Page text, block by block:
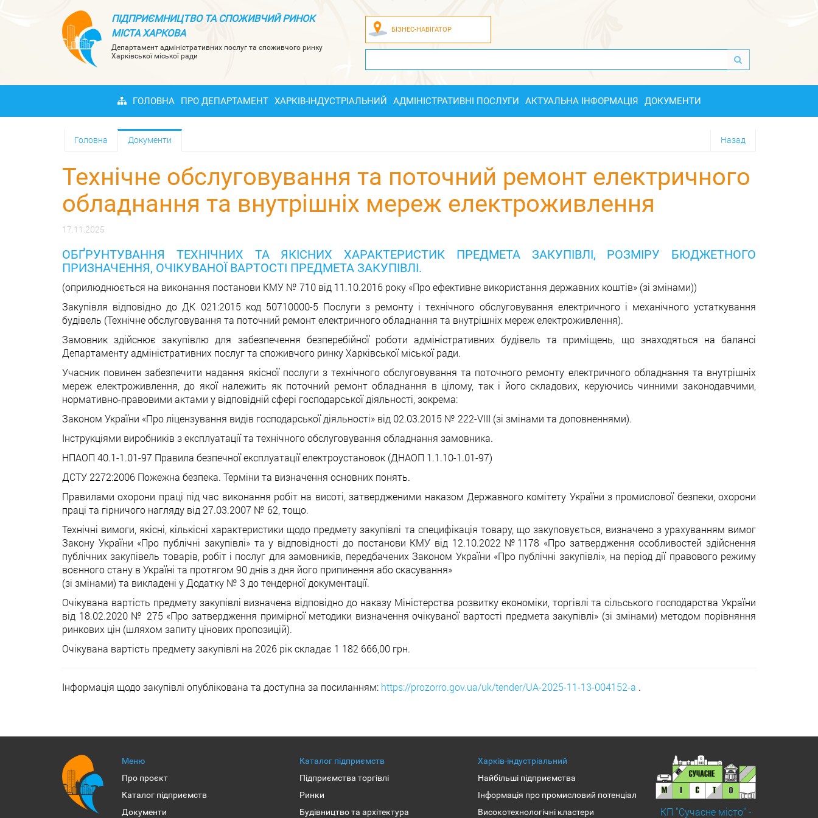
ПІДПРИЄМНИЦТВО ТА СПОЖИВЧИЙ РИНОК
МІСТА ХАРКОВА
Департамент адміністративних послуг та споживчого ринку
Харківської міської ради
БІЗНЕС-НАВІГАТОР
ГОЛОВНА ПРО ДЕПАРТАМЕНТ ХАРКІВ-ІНДУСТРІАЛЬНИЙ АДМІНІСТРАТИВНІ ПОСЛУГИ АКТУАЛЬНА ІНФОРМАЦІЯ ДОКУМЕНТИ
Назад
Головна Документи
Технічне обслуговування та поточний ремонт електричного
обладнання та внутрішніх мереж електроживлення
17.11.2025
ОБҐРУНТУВАННЯ ТЕХНІЧНИХ ТА ЯКІСНИХ ХАРАКТЕРИСТИК ПРЕДМЕТА ЗАКУПІВЛІ, РОЗМІРУ БЮДЖЕТНОГО
ПРИЗНАЧЕННЯ, ОЧІКУВАНОЇ ВАРТОСТІ ПРЕДМЕТА ЗАКУПІВЛІ.
(оприлюднюється на виконання постанови КМУ № 710 від 11.10.2016 року «Про ефективне використання державних коштів» (зі змінами))
Закупівля відповідно до ДК 021:2015 код 50710000-5 Послуги з ремонту і технічного обслуговування електричного і механічного устаткування
будівель (Технічне обслуговування та поточний ремонт електричного обладнання та внутрішніх мереж електроживлення).
Замовник здійснює закупівлю для забезпечення безперебійної роботи адміністративних будівель та приміщень, що знаходяться на балансі
Департаменту адміністративних послуг та споживчого ринку Харківської міської ради.
Учасник повинен забезпечити надання якісної послуги з технічного обслуговування та поточного ремонту електричного обладнання та внутрішніх
мереж електроживлення, до якої належить як поточний ремонт обладнання в цілому, так і його складових, керуючись чинними законодавчими,
нормативно-правовими актами у відповідній сфері господарської діяльності, зокрема:
Законом України «Про ліцензування видів господарської діяльності» від 02.03.2015 № 222-VIII (зі змінами та доповненнями).
Інструкціями виробників з експлуатації та технічного обслуговування обладнання замовника.
НПАОП 40.1-1.01-97 Правила безпечної експлуатації електроустановок (ДНАОП 1.1.10-1.01-97)
ДСТУ 2272:2006 Пожежна безпека. Терміни та визначення основних понять.
Правилами охорони праці під час виконання робіт на висоті, затвердженими наказом Державного комітету України з промислової безпеки, охорони
праці та гірничого нагляду від 27.03.2007 № 62, тощо.
Технічні вимоги, якісні, кількісні характеристики щодо предмету закупівлі та специфікація товару, що закуповується, визначено з урахуванням вимог
Закону України «Про публічні закупівлі» та у відповідності до постанови КМУ від 12.10.2022 №1178 «Про затвердження особливостей здійснення
публічних закупівель товарів, робіт і послуг для замовників, передбачених Законом України «Про публічні закупівлі», на період дії правового режиму
воєнного стану в Україні та протягом 90 днів з дня його припинення або скасування»
(зі змінами) та викладені у Додатку № 3 до тендерної документації.
Очікувана вартість предмету закупівлі визначена відповідно до наказу Міністерства розвитку економіки, торгівлі та сільського господарства України
від 18.02.2020 № 275 «Про затвердження примірної методики визначення очікуваної вартості предмета закупівлі» (зі змінами) методом порівняння
ринкових цін (шляхом запиту цінових пропозицій).
Очікувана вартість предмету закупівлі на 2026 рік складає 1 182 666,00 грн.
Інформація щодо закупівлі опублікована та доступна за посиланням: https://prozorro.gov.ua/uk/tender/UA-2025-11-13-004152-a .
Меню
Про проєкт
Каталог підприємств
Документи
Каталог підприємств
Підприємства торгівлі
Ринки
Будівництво та архітектура
Харків-індустріальний
Найбільші підприємства
Інформація про промисловий потенціал
Високотехнологічні кластери
КП "Сучасне місто" -